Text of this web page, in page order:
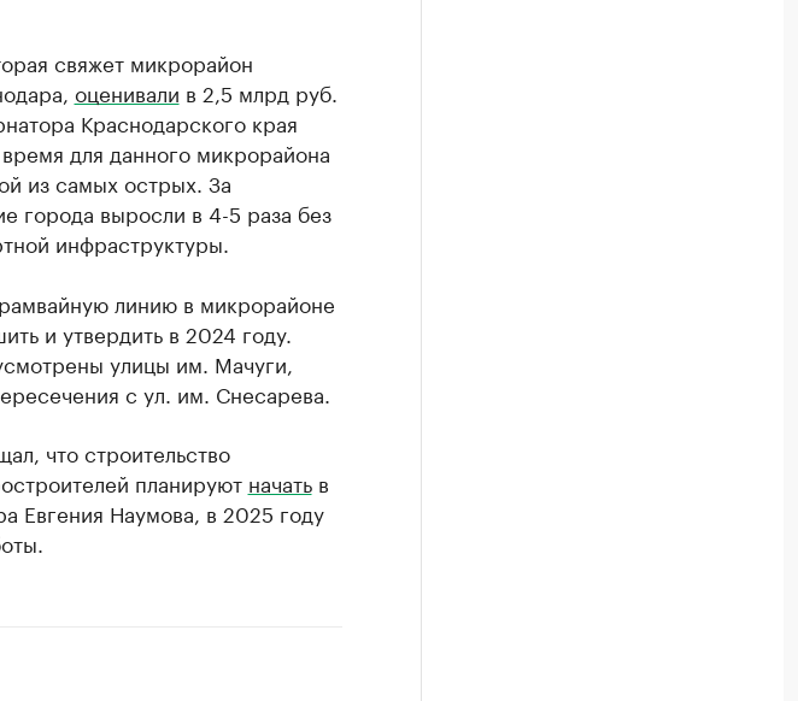
свяжет микрорайон
оценивали в 2,5 млрд руб.
Краснодарского края
для данного микрорайона
из самых острых. За
города выросли в 4-5 раза без
инфраструктуры.
линию в микрорайоне
и утвердить в 2024 году.
улицы им. Мачуги,
с ул. им. Снесарева.
что строительство
планируют начатьв
Евгения Наумова, в 2025 году